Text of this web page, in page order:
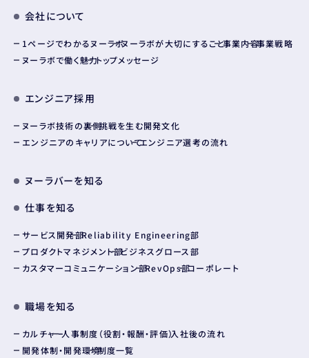
会社について
1ページでわかるヌーラボヌーラボが大切にすること事業内容事業戦略
ヌーラボで働く魅力トップメッセージ
エンジニア採用
ヌーラボ技術の裏側挑戦を生む開発文化
エンジニアのキャリアについてエンジニア選考の流れ
ヌーラバーを知る
仕事を知る
サービス開発部Reliability Engineering部
プロダクトマネジメント部ビジネスグロース部
カスタマーコミュニケーション部RevOps部コーポレート
職場を知る
カルチャー人事制度（役割・報酬・評価）入社後の流れ
開発体制・開発環境制度一覧